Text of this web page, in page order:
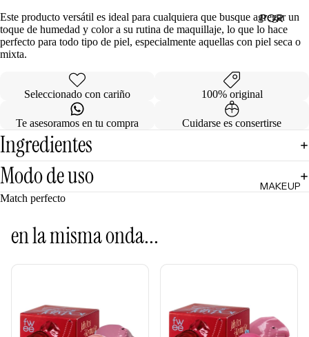
Makeup
Minis
Minis
Care
Todos
Favorites
POR
CATEG
oras
Exfoliant
Mists
o de
Ojos
MAKEUP
Este producto versátil es ideal para cualquiera que busque agregar un
toque de humedad y color a su rutina de maquillaje, lo que lo hace
perfecto para todo tipo de piel, especialmente aquellas con piel seca o
mixta.
Seleccionado con cariño 100% original
Te asesoramos en tu compra Cuidarse es consertirse
Ingredientes
Modo de uso
Match perfecto
en la misma onda...